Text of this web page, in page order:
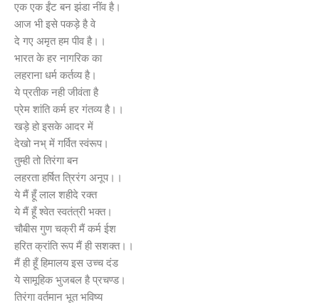
एक एक ईंट बन झंडा नींव है।
आज भी इसे पकड़े है वे
दे गए अमृत हम पीव है।।
भारत के हर नागरिक का
लहराना धर्म कर्तव्य है।
ये प्रतीक नही जीवंता है
प्रेम शांति कर्म हर गंतव्य है।।
खड़े हो इसके आदर में
देखो नभ् में गर्वित स्वंरूप।
तुम्ही तो तिरंगा बन
लहरता हर्षित त्रिरंग अनूप।।
ये मैं हूँ लाल शहीदे रक्त
ये मैं हूँ श्वेत स्वतंत्री भक्त।
चौबीस गुण चक्री मैं कर्म ईश
हरित क्रांति रूप मैं ही सशक्त।।
मैं ही हूँ हिमालय इस उच्च दंड
ये सामूहिक भुजबल है प्रचण्ड।
तिरंगा वर्तमान भूत भविष्य